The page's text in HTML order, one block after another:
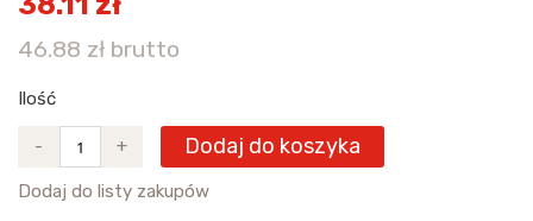
46.88 zł brutto
Ilość
- + Dodaj do koszyka
Dodaj do listy zakupów